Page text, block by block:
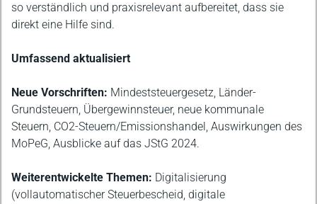
so verständlich und praxisrelevant aufbereitet, dass sie
direkt eine Hilfe sind.
Umfassend aktualisiert
Neue Vorschriften: Mindeststeuergesetz, Länder-
Grundsteuern, Übergewinnsteuer, neue kommunale
Steuern, CO2-Steuern/Emissionshandel, Auswirkungen des
MoPeG, Ausblicke auf das JStG 2024.
Weiterentwickelte Themen: Digitalisierung
(vollautomatischer Steuerbescheid, digitale